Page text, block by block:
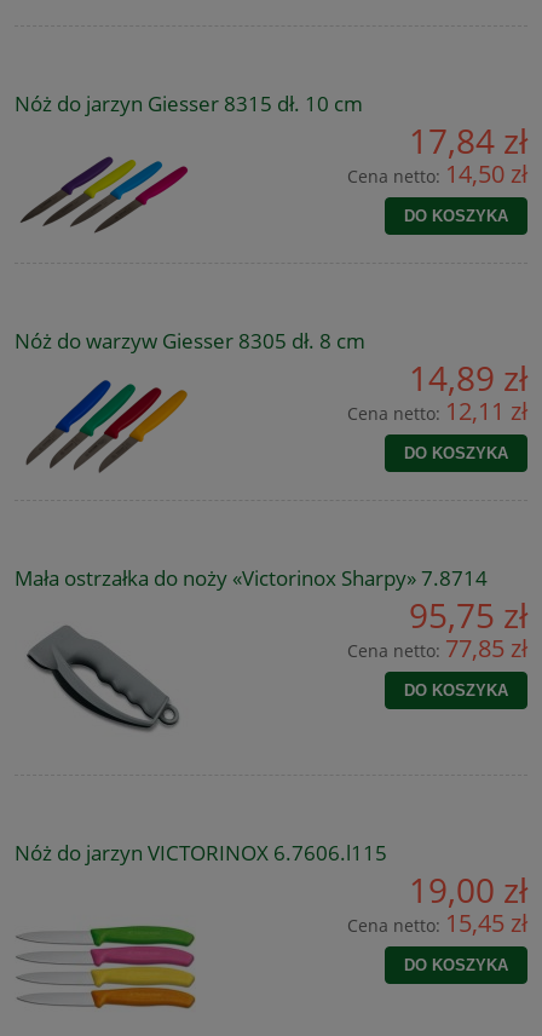
Nóż do jarzyn Giesser 8315 dł. 10 cm
17,84 zł
Cena netto: 14,50 zł
DO KOSZYKA
Nóż do warzyw Giesser 8305 dł. 8 cm
14,89 zł
Cena netto: 12,11 zł
DO KOSZYKA
Mała ostrzałka do noży «Victorinox Sharpy» 7.8714
95,75 zł
Cena netto: 77,85 zł
DO KOSZYKA
Nóż do jarzyn VICTORINOX 6.7606.l115
19,00 zł
Cena netto: 15,45 zł
DO KOSZYKA